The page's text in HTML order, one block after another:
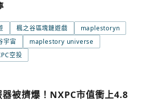
楓之谷區塊鏈遊戲
maplestoryn
宇宙
maplestory universe
空投
被擠爆！NXPC市值衝上4.8